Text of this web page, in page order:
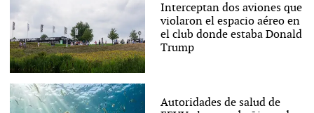
Interceptan dos aviones que
violaron el espacio aéreo en
el club donde estaba Donald
Trump
Autoridades de salud de